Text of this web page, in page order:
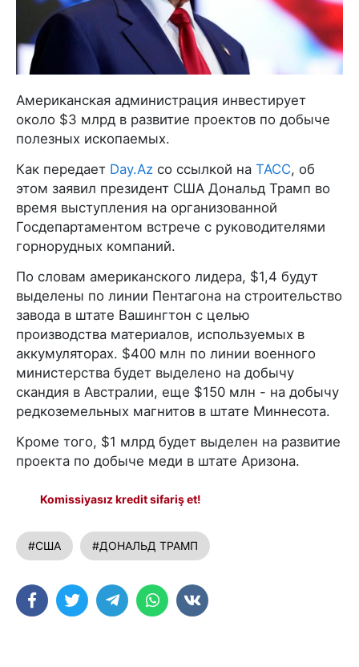
Американская администрация инвестирует
около $3 млрд в развитие проектов по добыче
полезных ископаемых.
Как передает Day.Az со ссылкой на ТАСС, об
этом заявил президент США Дональд Трамп во
время выступления на организованной
Госдепартаментом встрече с руководителями
горнорудных компаний.
По словам американского лидера, $1,4 будут
выделены по линии Пентагона на строительство
завода в штате Вашингтон с целью
производства материалов, используемых в
аккумуляторах. $400 млн по линии военного
министерства будет выделено на добычу
скандия в Австралии, еще $150 млн - на добычу
редкоземельных магнитов в штате Миннесота.
Кроме того, $1 млрд будет выделен на развитие
проекта по добыче меди в штате Аризона.
Komissiyasız kredit sifariş et!
#США #ДОНАЛЬД ТРАМП